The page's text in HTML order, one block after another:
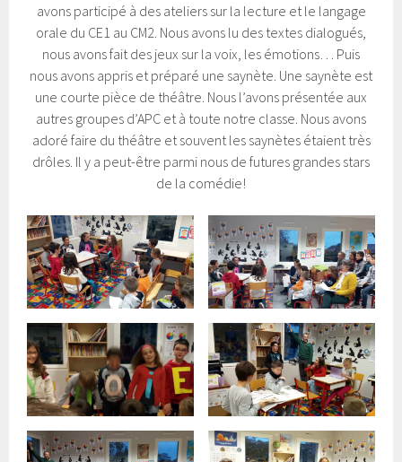
avons participé à des ateliers sur la lecture et le langage
orale du CE1 au CM2. Nous avons lu des textes dialogués,
nous avons fait des jeux sur la voix, les émotions… Puis
nous avons appris et préparé une saynète. Une saynète est
une courte pièce de théâtre. Nous l’avons présentée aux
autres groupes d’APC et à toute notre classe. Nous avons
adoré faire du théâtre et souvent les saynètes étaient très
drôles. Il y a peut-être parmi nous de futures grandes stars
de la comédie!